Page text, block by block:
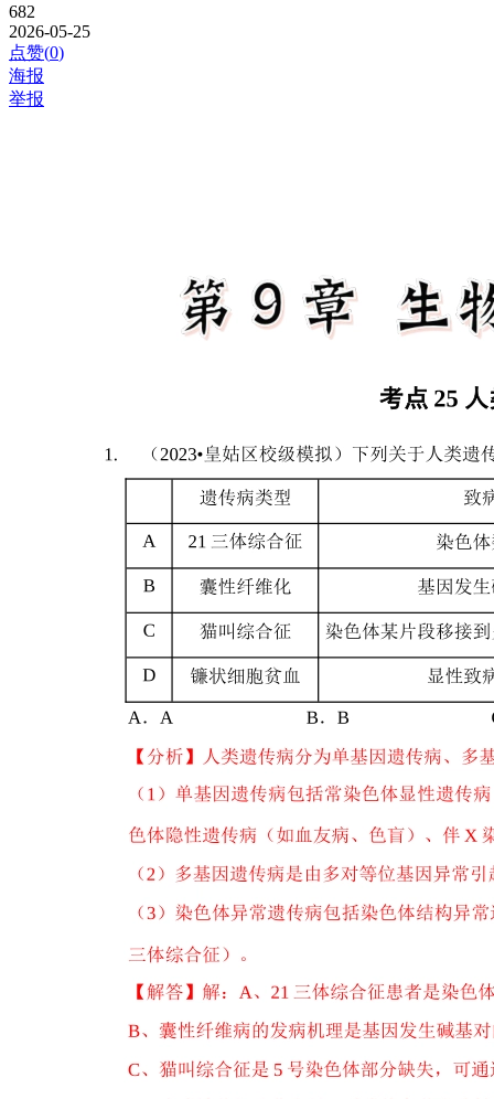
682
2026-05-25
点赞(0)
海报
举报